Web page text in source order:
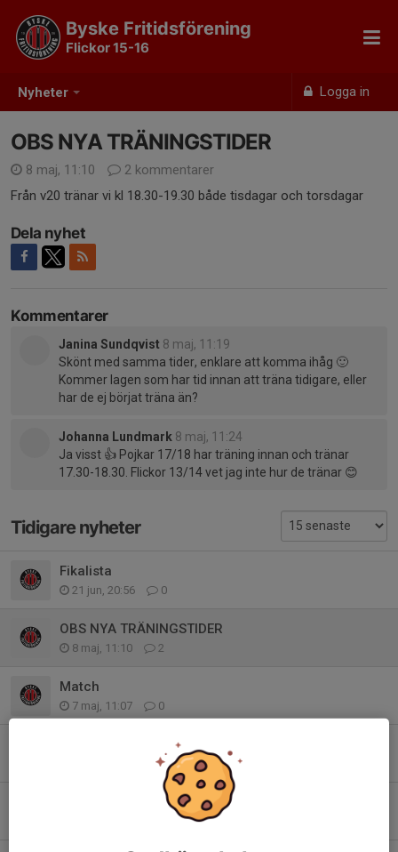
Nyheter Logga in
Byske Fritidsförening
Flickor 15-16
OBS NYA TRÄNINGSTIDER
8 maj, 11:10
2 kommentarer
Från v20 tränar vi kl 18.30-19.30 både tisdagar och torsdagar
Dela nyhet
Kommentarer
Janina Sundqvist 8 maj, 11:19
Skönt med samma tider, enklare att komma ihåg 🙂
Kommer lagen som har tid innan att träna tidigare, eller
har de ej börjat träna än?
Johanna Lundmark 8 maj, 11:24
Ja visst 👍 Pojkar 17/18 har träning innan och tränar
17.30-18.30. Flickor 13/14 vet jag inte hur de tränar 😊
Tidigare nyheter
Fikalista
21 jun, 20:56 0
OBS NYA TRÄNINGSTIDER
8 maj, 11:10 2
Match
7 maj, 11:07 0
Inställd träning på valborgs!
0
OBS TISDAG 28/4!!